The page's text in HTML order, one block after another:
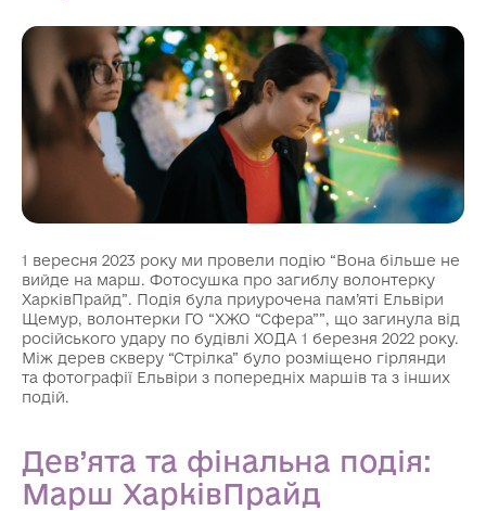
1 вересня 2023 року ми провели подію “Вона більше не
вийде на марш. Фотосушка про загиблу волонтерку
ХарківПрайд”. Подія була приурочена пам’яті Ельвіри
Щемур, волонтерки ГО “ХЖО “Сфера””, що загинула від
російського удару по будівлі ХОДА 1 березня 2022 року.
Між дерев скверу “Стрілка” було розміщено гірлянди
та фотографії Ельвіри з попередніх маршів та з інших
подій.
Дев’ята та фінальна подія:
Марш ХарківПрайд